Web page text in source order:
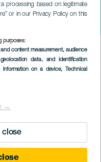
processing based on legitimate
or in our Privacy Policy on this
purposes:
content measurement, audience
data, and identification
on a device, Technical
→
close
van de